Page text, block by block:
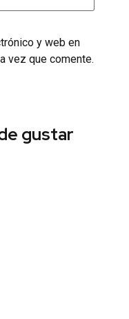
y web en
vez que comente.
gustar